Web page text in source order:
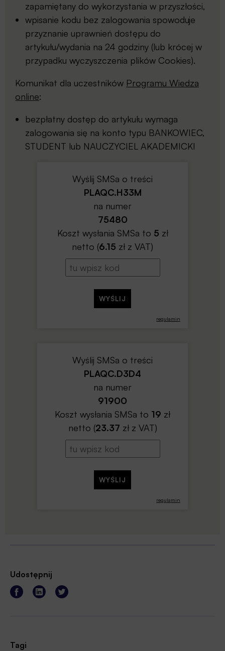
zapamiętany do wykorzystania w przyszłości,
wpisanie kodu bez zalogowania spowoduje
przyznanie uprawnień dostępu do
artykułu/wydania na 24 godziny (lub krócej w
przypadku wyczyszczenia plików Cookies).
Komunikat dla uczestników Programu Wiedza
online:
bezpłatny dostęp do artykułu wymaga
zalogowania się na konto typu BANKOWIEC,
STUDENT lub NAUCZYCIEL AKADEMICKI
regulamin
Wyślij SMSa o treści
PLAQC.H33M
na numer
75480
Koszt wysłania SMSa to 5 zł
netto (6.15 zł z VAT)
regulamin
Wyślij SMSa o treści
PLAQC.D3D4
na numer
91900
Koszt wysłania SMSa to 19 zł
netto (23.37 zł z VAT)
Udostępnij
Tagi